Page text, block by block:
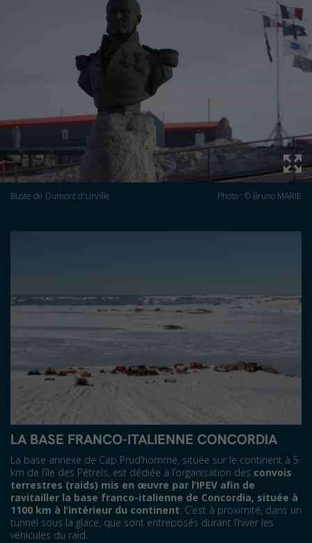
Buste de Dumont d'Urville Photo : © Bruno MARIE
LA BASE FRANCO-ITALIENNE CONCORDIA
La base annexe de Cap Prud’homme, située sur le continent à 5
km de l’île des Pétrels, est dédiée à l’organisation des convois
terrestres (raids) mis en œuvre par l’IPEV afin de
ravitailler la base franco-italienne de Concordia, située à
1100 km à l’intérieur du continent. C’est à proximité, dans un
tunnel sous la glace, que sont entreposés durant l’hiver les
véhicules du raid.